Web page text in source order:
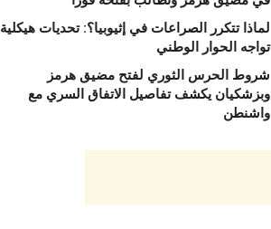
لماذا تتكرر الصراعات في إثيوبيا؟: تحديات هيكلية
تواجه الحوار الوطني
شروط الحرس الثوري لفتح مضيق هرمز
وبزشكيان يكشف تفاصيل الاتفاق السري مع
واشنطن